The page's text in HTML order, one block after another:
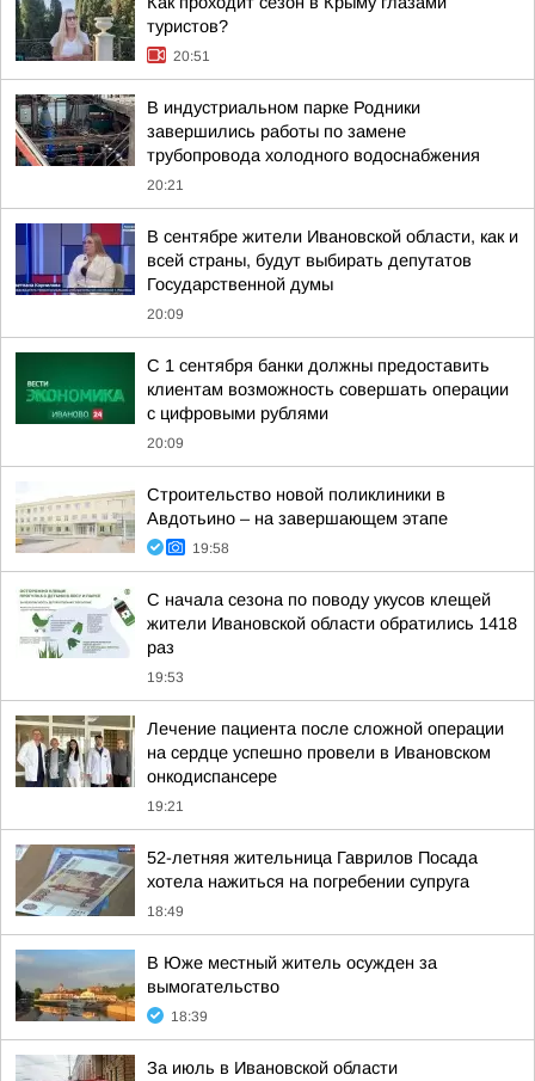
туристов?
20:51
В индустриальном парке Родники
завершились работы по замене
трубопровода холодного водоснабжения
20:21
В сентябре жители Ивановской области, как и
всей страны, будут выбирать депутатов
Государственной думы
20:09
С 1 сентября банки должны предоставить
клиентам возможность совершать операции
с цифровыми рублями
20:09
Строительство новой поликлиники в
Авдотьино – на завершающем этапе
19:58
С начала сезона по поводу укусов клещей
жители Ивановской области обратились 1418
раз
19:53
Лечение пациента после сложной операции
на сердце успешно провели в Ивановском
онкодиспансере
19:21
52-летняя жительница Гаврилов Посада
хотела нажиться на погребении супруга
18:49
В Юже местный житель осужден за
вымогательство
18:39
За июль в Ивановской области